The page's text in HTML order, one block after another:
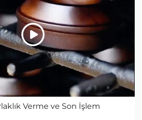
Verme ve Son İşlem